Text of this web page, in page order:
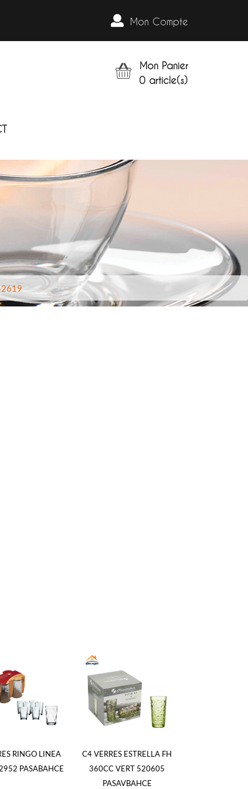
Mon Compte
Mon Panier
0 article(s)
RINGO LINEA
PASABAHCE
C4 VERRES ESTRELLA FH
360CC VERT 520605
PASAVBAHCE